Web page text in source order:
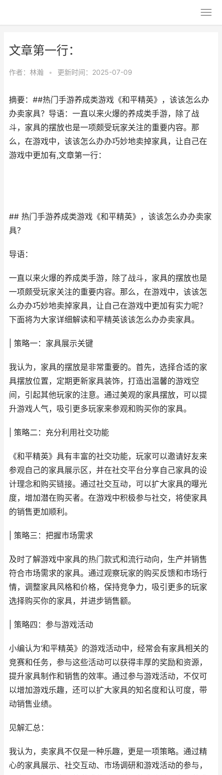
文章第一行：
作者： 林瀚 • 更新时间：2025-07-09
摘要：##热门手游养成类游戏《和平精英》，该该怎么办
办卖家具？导语：一直以来火爆的养成类手游，除了战
斗，家具的摆放也是一项颇受玩家关注的重要内容。那
么，在游戏中，该该怎么办办巧妙地卖掉家具，让自己在
游戏中更加有,文章第一行：
## 热门手游养成类游戏《和平精英》，该该怎么办办卖家
具？
导语：
一直以来火爆的养成类手游，除了战斗，家具的摆放也是
一项颇受玩家关注的重要内容。那么，在游戏中，该该怎
么办办巧妙地卖掉家具，让自己在游戏中更加有实力呢？
下面将为大家详细解读和平精英该该怎么办办卖家具。
| 策略一：家具展示关键
我认为，家具的摆放是非常重要的。首先，选择合适的家
具摆放位置，定期更新家具装饰，打造出温馨的游戏空
间，引起其他玩家的注意。通过美观的家具摆放，可以提
升游戏人气，吸引更多玩家来参观和购买你的家具。
| 策略二：充分利用社交功能
《和平精英》具有丰富的社交功能，玩家可以邀请好友来
参观自己的家具展示区，并在社交平台分享自己家具的设
计理念和购买链接。通过社交互动，可以扩大家具的曝光
度，增加潜在购买者。在游戏中积极参与社交，将使家具
的销售更加顺利。
| 策略三：把握市场需求
及时了解游戏中家具的热门款式和流行动向，生产并销售
符合市场需求的家具。通过观察玩家的购买反馈和市场行
情，调整家具风格和价格，保持竞争力，吸引更多的玩家
选择购买你的家具，并进步销售额。
| 策略四：参与游戏活动
小编认为‘和平精英》的游戏活动中，经常会有家具相关的
竞赛和任务，参与这些活动可以获得丰厚的奖励和资源，
提升家具制作和销售的效率。通过参与游戏活动，不仅可
以增加游戏乐趣，还可以扩大家具的知名度和认可度，带
动销售业绩。
见解汇总：
我认为，卖家具不仅是一种乐趣，更是一项策略。通过精
心的家具展示、社交互动、市场调研和游戏活动的参与，